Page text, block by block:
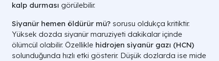
kalp durması görülebilir.
Siyanür hemen öldürür mü? sorusu oldukça kritiktir.
Yüksek dozda siyanür maruziyeti dakikalar içinde
ölümcül olabilir. Özellikle hidrojen siyanür gazı (HCN)
solunduğunda hızlı etki gösterir. Düşük dozlarda ise mide